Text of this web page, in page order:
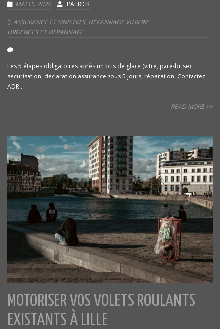
MAI 15, 2026 PATRICK
ASSURANCE ET SINISTRES, DÉPANNAGE VITRERIE,
URGENCES ET DÉPANNAGE
Les 5 étapes obligatoires après un bris de glace (vitre, pare-brise) :
sécurisation, déclaration assurance sous 5 jours, réparation. Contactez
ADR...
READ MORE >>
MOTORISER VOS VOLETS ROULANTS
EXISTANTS À LILLE